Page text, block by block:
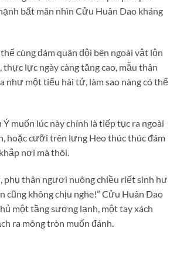
bất mãn nhìn Cửu Huân Dao kháng
cùng đám quân đội bên ngoài vật lộn
lực ngày càng tăng cao, mẫu thân
như một tiểu hài tử, làm sao nàng có thể
muốn lúc này chính là tiếp tục ra ngoài
hoặc cưỡi trên lưng Heo thúc thúc đám
nơi mà thôi.
phụ thân ngươi nuông chiều riết sinh hư
cũng không chịu nghe!” Cửu Huân Dao
một tầng sương lạnh, một tay xách
ra mông tròn muốn đánh.